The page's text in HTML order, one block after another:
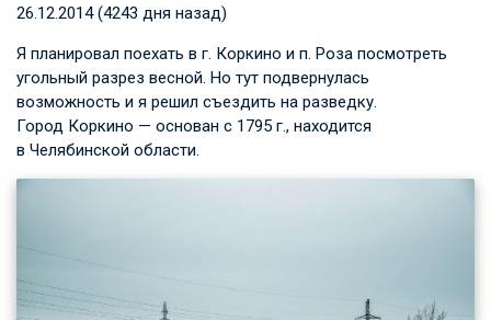
26.12.2014 (4243 дня назад)
Я планировал поехать в г. Коркино и п. Роза посмотреть
угольный разрез весной. Но тут подвернулась
возможность и я решил съездить на разведку.
Город Коркино — основан с 1795 г., находится
в Челябинской области.